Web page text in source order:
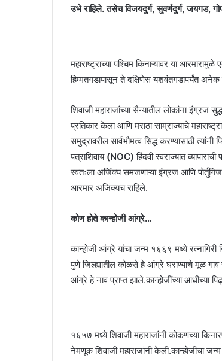
उभे राहिले. तसेच विजयदुर्ग, सुवर्णदुर्ग, जयगड,
महाराष्ट्राच्या पश्चिम किनाऱ्यावर या
हिम्मतगडापासून ते दक्षिणेस यशवंतगडापर्यंत
शिवाजी महाराजांच्या सैन्यातील लोकांना
प्रतिकार केला आणि मराठा साम्राज्याचे
समुद्रावरील सार्वभौमत्व सिद्ध करण्यासाठी
पत्राशिवाय (NOC)हिंदवी स्वराज्यात
स्वतःला अजिंक्य समजणाऱ्या इंग्रज आणि
आरमार अजिंक्यच राहिले.
कोण होते कान्होजी आंग्रे…
कान्होजी आंग्रे यांचा जन्म १६६९ मध्ये रत्नागिरी
पुणे जिल्ह्यातील कोळसे हे आंग्रे घराण्याचे मूळ
आंग्रे हे नाव प्राप्त झाले.कान्होजींच्या आधीच्या
१६५७ मध्ये शिवाजी महाराजांनी कोकणच्या
नेमणूक शिवाजी महाराजांनी केली.कान्होजींचा